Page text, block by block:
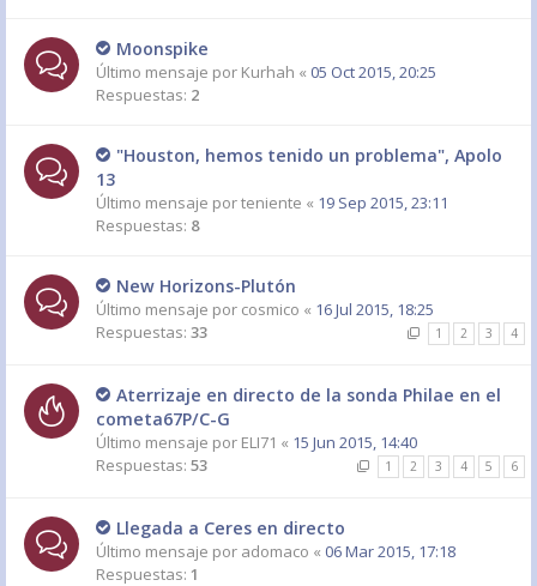
Moonspike
Último mensaje por Kurhah « 05 Oct 2015, 20:25
Respuestas: 2
"Houston, hemos tenido un problema", Apolo
13
Último mensaje porteniente « 19 Sep 2015, 23:11
Respuestas: 8
New Horizons-Plutón
Último mensaje por cosmico « 16 Jul 2015, 18:25
Respuestas: 33 1 2 3 4
Aterrizaje en directo de la sonda Philae en el
cometa67P/C-G
Último mensaje por ELI71 « 15 Jun 2015, 14:40
Respuestas: 53 1 2 3 4 5 6
Llegada a Ceres en directo
Último mensaje por adomaco « 06 Mar 2015, 17:18
Respuestas: 1